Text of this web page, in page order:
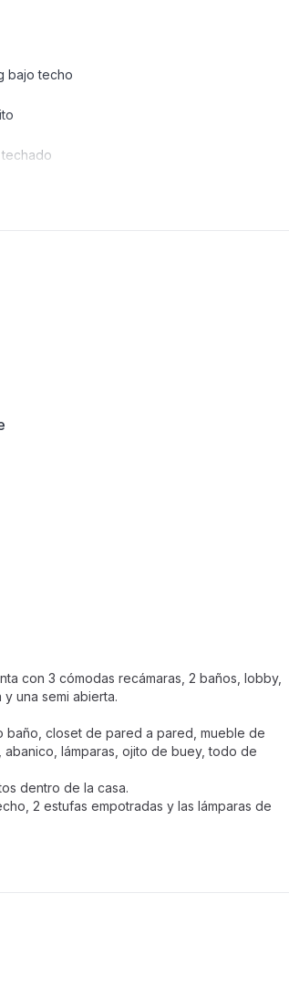
bajo techo
techado
con 3 cómodas recámaras, 2 baños, lobby,
una semi abierta.
baño, closet de pared a pared, mueble de
lámparas, ojito de buey, todo de
dentro de la casa.
2 estufas empotradas y las lámparas de